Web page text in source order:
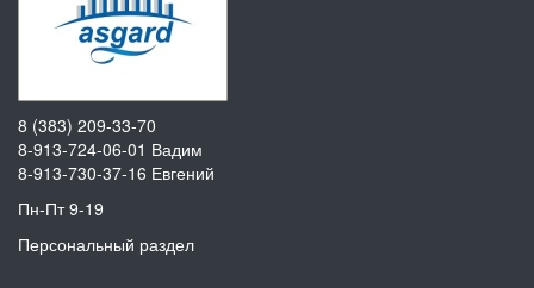
8 (383) 209-33-70
8-913-724-06-01 Вадим
8-913-730-37-16 Евгений
Пн-Пт 9-19
Персональный раздел